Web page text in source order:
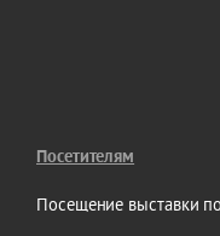
Посетителям
Посещение выставки